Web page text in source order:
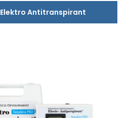
Elektro Antitranspirant